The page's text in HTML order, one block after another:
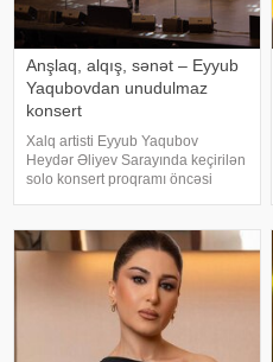
Anşlaq, alqış, sənət – Eyyub
Yaqubovdan unudulmaz
konsert
Xalq artisti Eyyub Yaqubov
Heydər Əliyev Sarayında keçirilən
solo konsert proqramı öncəsi
yaradıcılığı və konsertlə bağlı
fikirlərini bölüşüb. xəbər verir ki,
sənətkarın sözlərin